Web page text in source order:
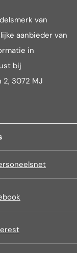
van
aanbieder van
in
bij
2, 3072 MJ